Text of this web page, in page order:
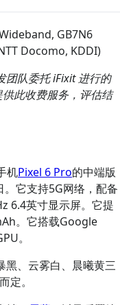
GB7N6
Docomo, KDDI)
团队委托 iFixit 进行的
此收费服务，评估结
机Pixel 6 Pro的中端版
它支持5G网络，配备
6.4英寸显示屏。它提
。它搭载Google
。
黑、云雾白、晨曦黄三
定。